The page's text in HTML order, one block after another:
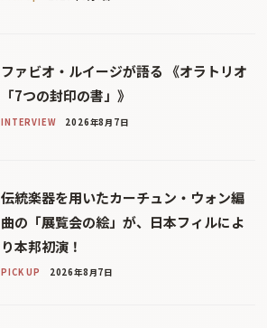
ファビオ・ルイージが語る 《オラトリオ
「7つの封印の書」》
INTERVIEW 2026年8月7日
伝統楽器を用いたカーチュン・ウォン編
曲の「展覧会の絵」が、日本フィルによ
り本邦初演！
PICK UP 2026年8月7日